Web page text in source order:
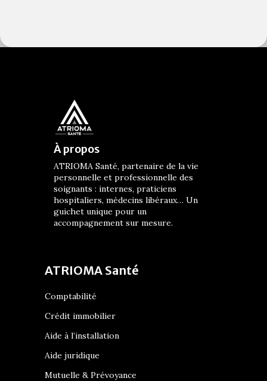
À propos
ATRIOMA Santé, partenaire de la vie
personnelle et professionnelle des
soignants : internes, praticiens
hospitaliers, médecins libéraux… Un
guichet unique pour un
accompagnement sur mesure.
ATRIOMA Santé
Comptabilité
Crédit immobilier
Aide à l’installation
Aide juridique
Mutuelle & Prévoyance